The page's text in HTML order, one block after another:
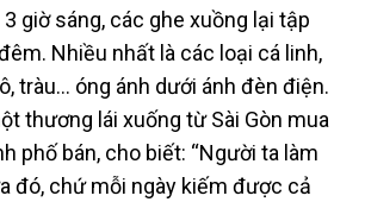
giờ sáng, các ghe xuồng lại tập
Nhiều nhất là các loại cá linh,
tràu… óng ánh dưới ánh đèn điện.
thương lái xuống từ Sài Gòn mua
phố bán, cho biết: “Người ta làm
đó, chứ mỗi ngày kiếm được cả